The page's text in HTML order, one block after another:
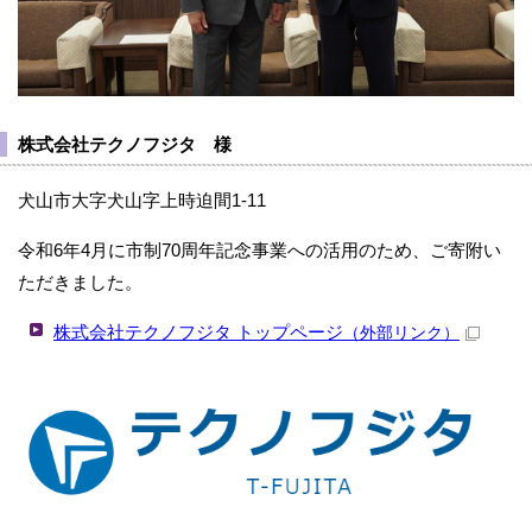
株式会社テクノフジタ 様
犬山市大字犬山字上時迫間1-11
令和6年4月に市制70周年記念事業への活用のため、ご寄附い
ただきました。
株式会社テクノフジタ トップページ （外部リンク）